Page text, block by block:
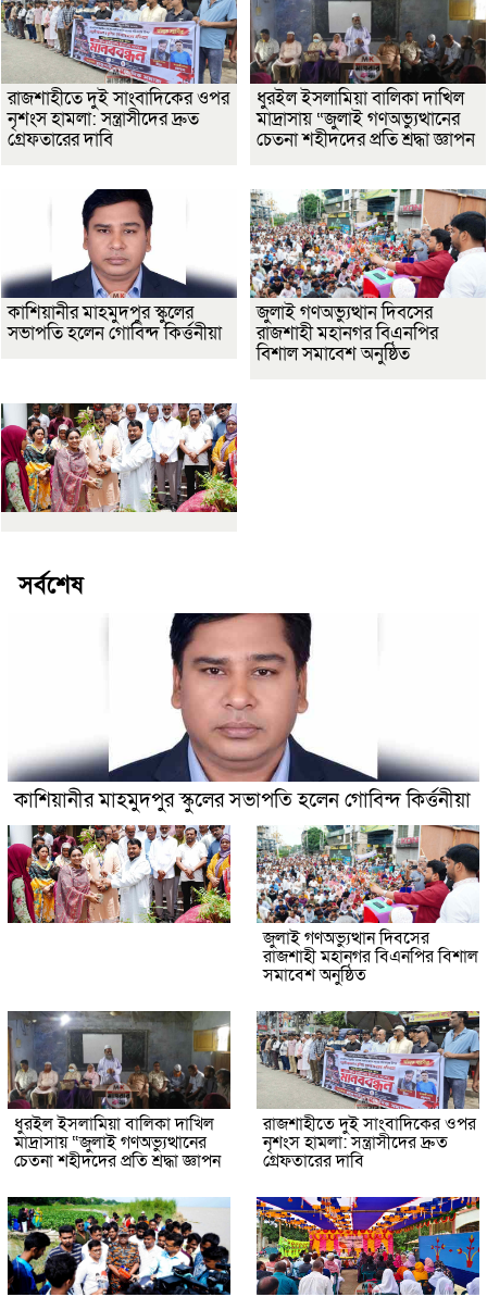
রাজশাহীতে দুই সাংবাদিকের ওপর
নৃশংস হামলা: সন্ত্রাসীদের দ্রুত
গ্রেফতারের দাবি
ধুরইল ইসলামিয়া বালিকা দাখিল
মাদ্রাসায় “জুলাই গণঅভ্যুত্থানের
চেতনা শহীদদের প্রতি শ্রদ্ধা জ্ঞাপন
কাশিয়ানীর মাহমুদপুর স্কুলের
সভাপতি হলেন গোবিন্দ কির্ত্তনীয়া
জুলাই গণঅভ্যুত্থান দিবসের
রাজশাহী মহানগর বিএনপির
বিশাল সমাবেশ অনুষ্ঠিত
সর্বশেষ
কাশিয়ানীর মাহমুদপুর স্কুলের সভাপতি হলেন গোবিন্দ কির্ত্তনীয়া
জুলাই গণঅভ্যুত্থান দিবসের
রাজশাহী মহানগর বিএনপির বিশাল
সমাবেশ অনুষ্ঠিত
ধুরইল ইসলামিয়া বালিকা দাখিল
মাদ্রাসায় “জুলাই গণঅভ্যুত্থানের
চেতনা শহীদদের প্রতি শ্রদ্ধা জ্ঞাপন
রাজশাহীতে দুই সাংবাদিকের ওপর
নৃশংস হামলা: সন্ত্রাসীদের দ্রুত
গ্রেফতারের দাবি